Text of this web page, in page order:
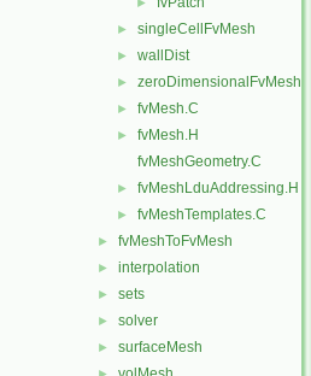
► singleCellFvMesh
► wallDist
► zeroDimensionalFvMesh
► fvMesh.C
►
fvMesh.H
fvMeshGeometry.C
► fvMeshLduAddressing.H
► fvMeshTemplates.C
► fvMeshToFvMesh
► interpolation
► sets
► solver
► surfaceMesh